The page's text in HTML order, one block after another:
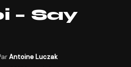
– Say
Antoine Luczak